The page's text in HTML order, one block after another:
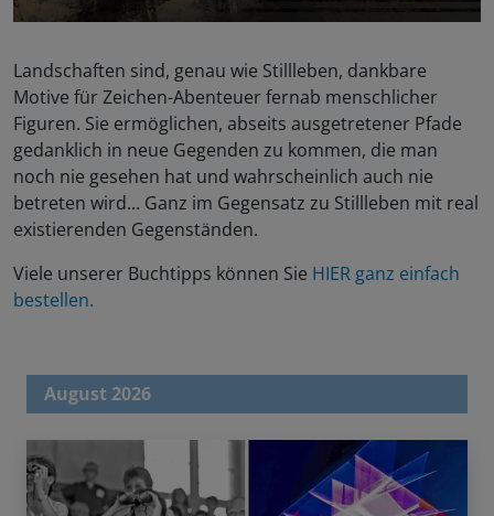
Landschaften sind, genau wie Stillleben, dankbare
Motive für Zeichen-Abenteuer fernab menschlicher
Figuren. Sie ermöglichen, abseits ausgetretener Pfade
gedanklich in neue Gegenden zu kommen, die man
noch nie gesehen hat und wahrscheinlich auch nie
betreten wird... Ganz im Gegensatz zu Stillleben mit real
existierenden Gegenständen.
Viele unserer Buchtipps können Sie HIER ganz einfach
bestellen.
August 2026